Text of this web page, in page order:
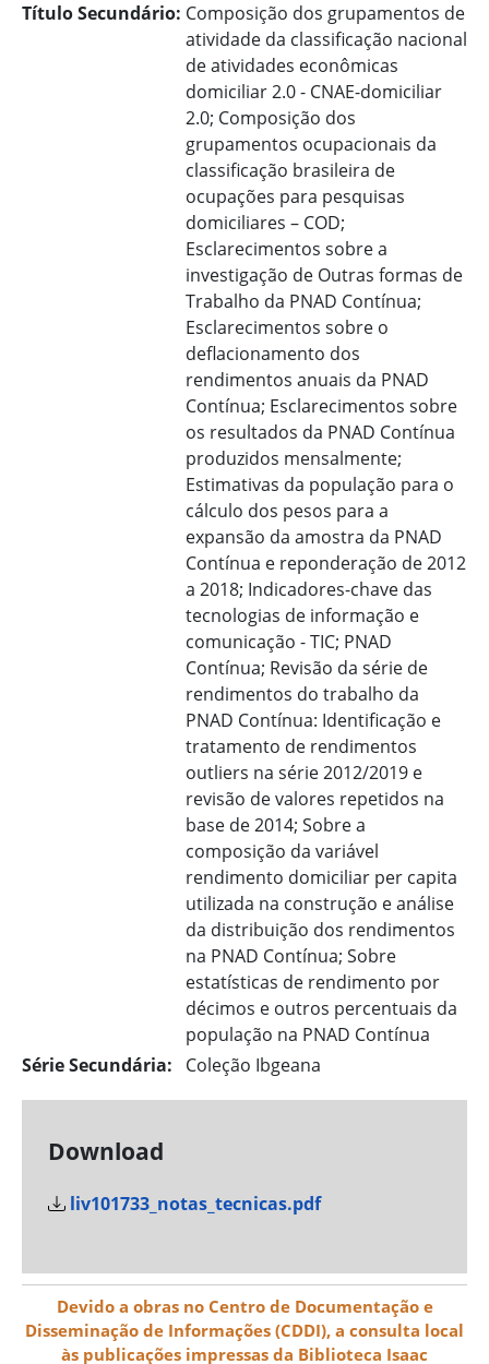
Título Secundário: Composição dos grupamentos de
atividade da classificação nacional
de atividades econômicas
domiciliar 2.0 - CNAE-domiciliar
2.0; Composição dos
grupamentos ocupacionais da
classificação brasileira de
ocupações para pesquisas
domiciliares – COD;
Esclarecimentos sobre a
investigação de Outras formas de
Trabalho da PNAD Contínua;
Esclarecimentos sobre o
deflacionamento dos
rendimentos anuais da PNAD
Contínua; Esclarecimentos sobre
os resultados da PNAD Contínua
produzidos mensalmente;
Estimativas da população para o
cálculo dos pesos para a
expansão da amostra da PNAD
Contínua e reponderação de 2012
a 2018; Indicadores-chave das
tecnologias de informação e
comunicação - TIC; PNAD
Contínua; Revisão da série de
rendimentos do trabalho da
PNAD Contínua: Identificação e
tratamento de rendimentos
outliers na série 2012/2019 e
revisão de valores repetidos na
base de 2014; Sobre a
composição da variável
rendimento domiciliar per capita
utilizada na construção e análise
da distribuição dos rendimentos
na PNAD Contínua; Sobre
estatísticas de rendimento por
décimos e outros percentuais da
população na PNAD Contínua
Série Secundária:
Coleção Ibgeana
Download
liv101733_notas_tecnicas.pdf
Devido a obras no Centro de Documentação e
Disseminação de Informações (CDDI), a consulta local
às publicações impressas da Biblioteca Isaac